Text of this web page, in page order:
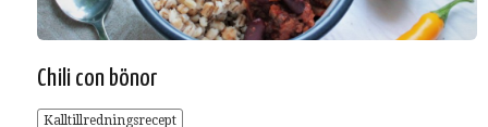
Chili con bönor
Kalltillredningsrecept